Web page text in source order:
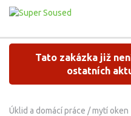
Tato zakázka již
ostatních
Úklid a domácí práce / mytí oken